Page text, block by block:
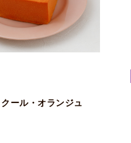
クール・オランジュ